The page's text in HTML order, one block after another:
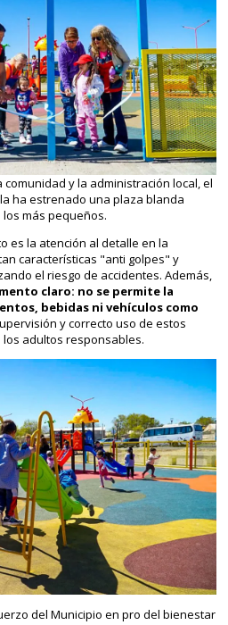
y la administración local, el
ha estrenado una plaza blanda
más pequeños.
es la atención al detalle en la
características "anti golpes" y
el riesgo de accidentes. Además,
claro: no se permite la
bebidas ni vehículos como
y correcto uso de estos
adultos responsables.
del Municipio en pro del bienestar